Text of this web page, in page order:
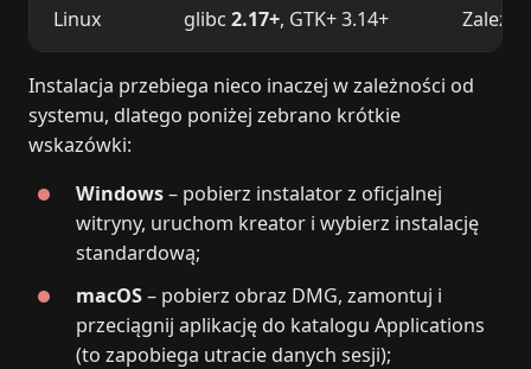
Linux glibc 2.17+, GTK+ 3.14+
Instalacja przebiega nieco inaczej w zależności od
systemu, dlatego poniżej zebrano krótkie
wskazówki:
Windows– pobierz instalator z oficjalnej
witryny, uruchom kreator i wybierz instalację
standardową;
macOS– pobierz obraz DMG, zamontuj i
przeciągnij aplikację do katalogu Applications
(to zapobiega utracie danych sesji);